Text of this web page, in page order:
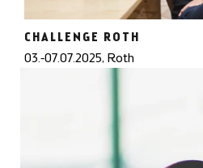
CHALLENGE ROTH
03.-07.07.2025, Roth